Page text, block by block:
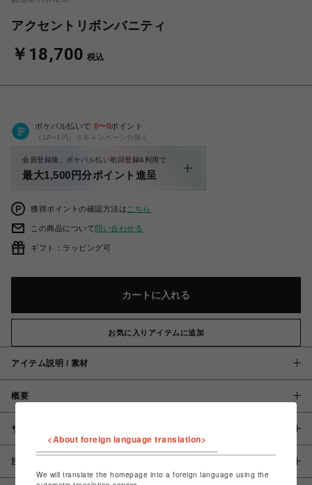
アクセントリボンバニティ
￥18,700 税込
ポケパル払いで 0〜0ポイント
（1P=1円）※キャンペーン分除く
会員登録後、ポケパル払い初回登録&利用で
最大1,500円分ポイント進呈
獲得ポイントの確認方法は こちら
この商品について問い合わせる
ギフト：ラッピング可
カートに入れる
お気に入りアイテムに追加
アイテム説明 / 素材
概要
サイズ
注意事項
<About foreign language translation>
We will translate the homepage into a foreign language using the